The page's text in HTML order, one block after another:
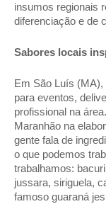
insumos regionais
diferenciação e de
Sabores locais
Em São Luís
para eventos,
profissional na
Maranhão na
gente fala de
o que podemos
trabalhamos:
jussara, siriguela,
famoso guaraná